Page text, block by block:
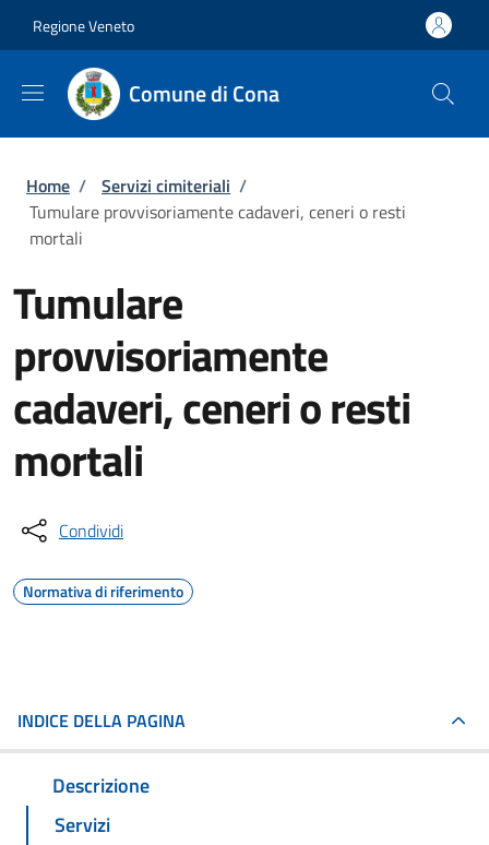
Regione Veneto
Comune di Cona
Briciole di pane
Home / Servizi cimiteriali /
Tumulare provvisoriamente cadaveri, ceneri o resti
mortali
Tumulare
provvisoriamente
cadaveri, ceneri o resti
mortali
Condividi
Normativa di riferimento
INDICE DELLA PAGINA
Descrizione
Servizi